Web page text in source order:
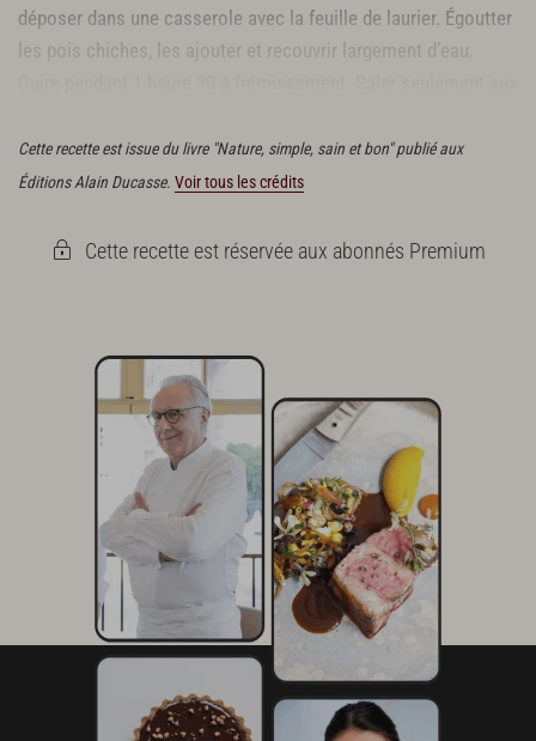
déposer dans une casserole avec la feuille de laurier. Égoutter
les pois chiches, les ajouter et recouvrir largement d’eau.
Cette recette est issue du livre "Nature, simple, sain et bon" publié aux
Éditions Alain Ducasse. Voir tous les crédits
Cette recette est réservée aux abonnés Premium